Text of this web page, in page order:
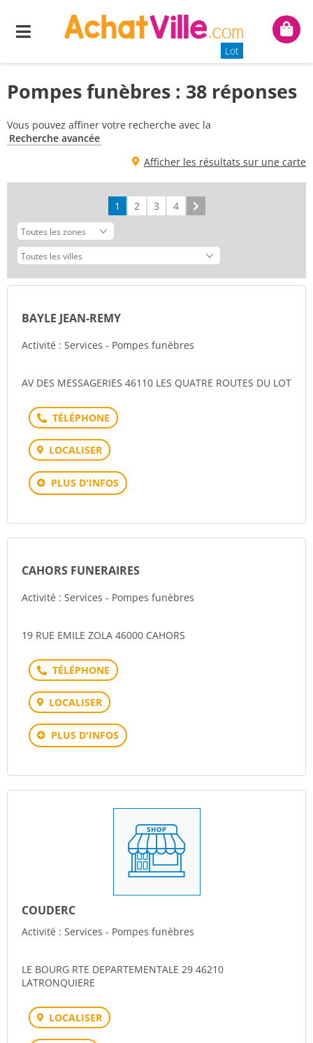
Menu
Lot
Mon
Pompes funèbres : 38 réponses
Vous pouvez affiner votre recherche avec la
Recherche avancée
Afficher les résultats sur une carte
1 2 3 4
BAYLE JEAN-REMY
Activité : Services - Pompes funèbres
AV DES MESSAGERIES 46110 LES QUATRE ROUTES DU LOT
Téléphone
LOCALISER
PLUS D'INFOS
CAHORS FUNERAIRES
Activité : Services - Pompes funèbres
19 RUE EMILE ZOLA 46000 CAHORS
Téléphone
LOCALISER
PLUS D'INFOS
COUDERC
Activité : Services - Pompes funèbres
LE BOURG RTE DEPARTEMENTALE 29 46210
LATRONQUIERE
LOCALISER